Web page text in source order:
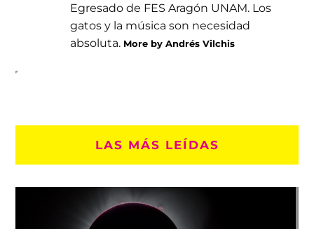
Egresado de FES Aragón UNAM. Los
gatos y la música son necesidad
absoluta. More by Andrés Vilchis
LAS MÁS LEÍDAS